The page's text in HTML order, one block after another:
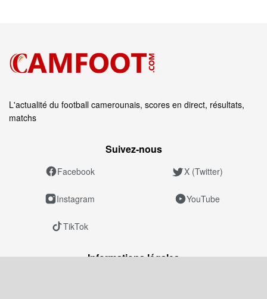
L'actualité du football camerounais, scores en direct, résultats,
matchs
Suivez‑nous
Facebook X (Twitter)
Instagram YouTube
TikTok
Informations légales